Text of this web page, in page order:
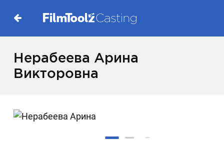
Нерабеева Арина
Викторовна